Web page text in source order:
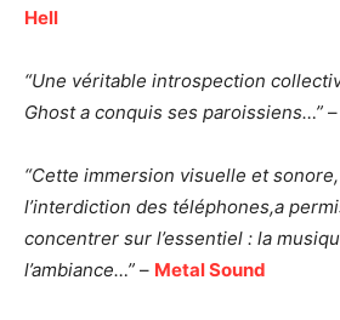
Hell
“Une véritable introspection
Ghost a conquis ses paroissiens…” –
“Cette immersion visuelle et
l’interdiction des téléphones,a
concentrer sur l’essentiel : la
l’ambiance…” – Metal Sound